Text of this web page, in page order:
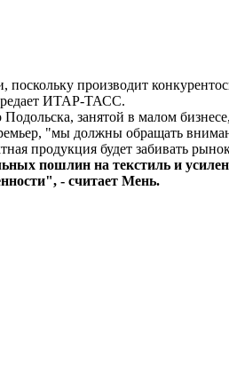
производит
ИТАР-ТАСС.
занятой в малом
"мы должны обращать
продукция будет забивать
пошлин на текстиль и
- считает Мень.